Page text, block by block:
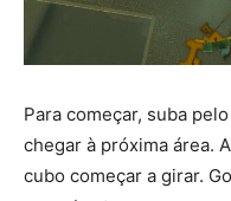
Para começar, suba
chegar à próxima área.
cubo começar a girar.